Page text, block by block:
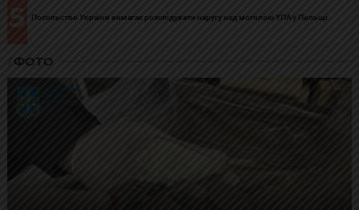
5 Посольство України вимагає розслідувати наругу над могилою УПА у Польщі
ФОТО